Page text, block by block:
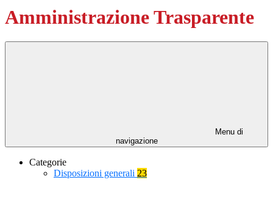
Amministrazione Trasparente
Menu di
navigazione
Categorie
Disposizioni generali 23